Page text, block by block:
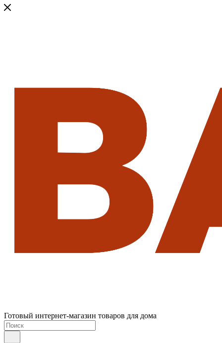
Готовый интернет-магазин товаров для дома